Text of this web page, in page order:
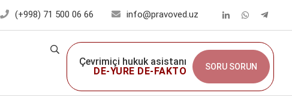
(+998) 71 500 06 66 info@pravoved.uz
Çevrimiçi hukuk asistanı
DE-YURE DE-FAKTO
SORU SORUN